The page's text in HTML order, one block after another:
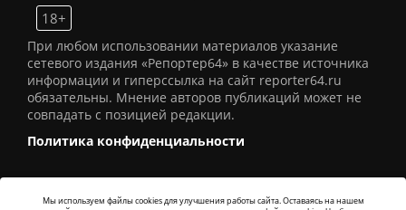
18+
При любом использовании материалов указание
сетевого издания «Репортер64» в качестве источника
информации и гиперссылка на сайт reporter64.ru
обязательны. Мнение авторов публикаций может не
совпадать с позицией редакции.
Политика конфиденциальности
Мы используем файлы cookies для улучшения работы сайта. Оставаясь на нашем